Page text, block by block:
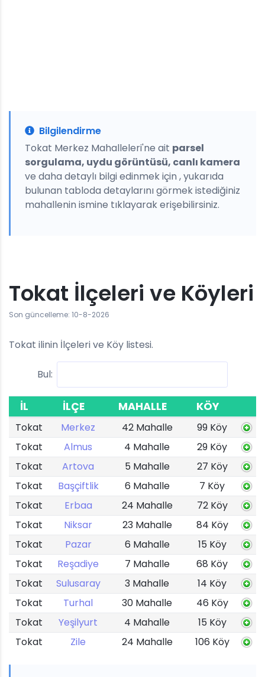
Bilgilendirme
Tokat Merkez Mahalleleri'ne ait parsel
sorgulama, uydu görüntüsü, canlı kamera
ve daha detaylı bilgi edinmek için , yukarıda
bulunan tabloda detaylarını görmek istediğiniz
mahallenin ismine tıklayarak erişebilirsiniz.
Tokat İlçeleri ve Köyleri
Son güncelleme: 10-8-2026
Tokat ilinin İlçeleri ve Köy listesi.
Bul:
İL İLÇE MAHALLE KÖY
Tokat Merkez 42 Mahalle
99 Köy
Tokat
Almus 4 Mahalle
29 Köy
Tokat
Artova 5 Mahalle
27 Köy
Tokat
Başçiftlik 6 Mahalle
7 Köy
Tokat
Erbaa 24 Mahalle
72 Köy
Tokat
Niksar 23 Mahalle
84 Köy
Tokat
Pazar 6 Mahalle
15 Köy
Tokat
Reşadiye 7 Mahalle
68 Köy
Tokat
Sulusaray 3 Mahalle
14 Köy
Tokat
Turhal 30 Mahalle
46 Köy
Tokat
Yeşilyurt 4 Mahalle
15 Köy
Tokat
Zile 24 Mahalle 106 Köy